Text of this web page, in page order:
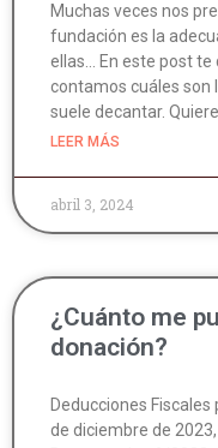
Muchas veces nos
fundación es la
ellas… En este post te
contamos cuáles son
suele decantar.
LEER MÁS
abril 3, 2024
¿Cuánto me
donación?
Deducciones Fiscales
de diciembre de 2023,